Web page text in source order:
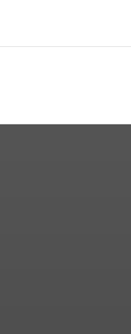
устроивших
жители